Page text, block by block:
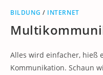
BILDUNG / INTERNET
Alles wird einfacher, hieß
Kommunikation. Schaun